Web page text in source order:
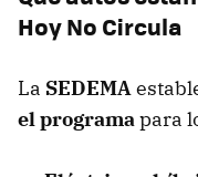
Hoy No Circula
La SEDEMA
el programapara